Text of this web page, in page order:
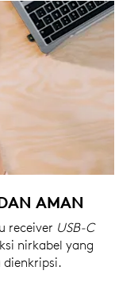
AMAN
receiver USB-C
nirkabel yang
dienkripsi.